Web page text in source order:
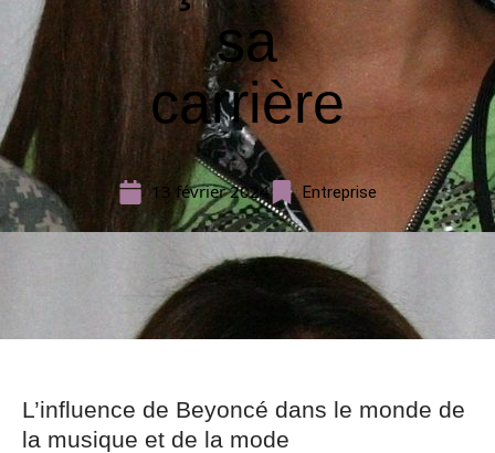
sa
carrière
13 février 2024 Entreprise
L’influence de Beyoncé dans le monde de
la musique et de la mode